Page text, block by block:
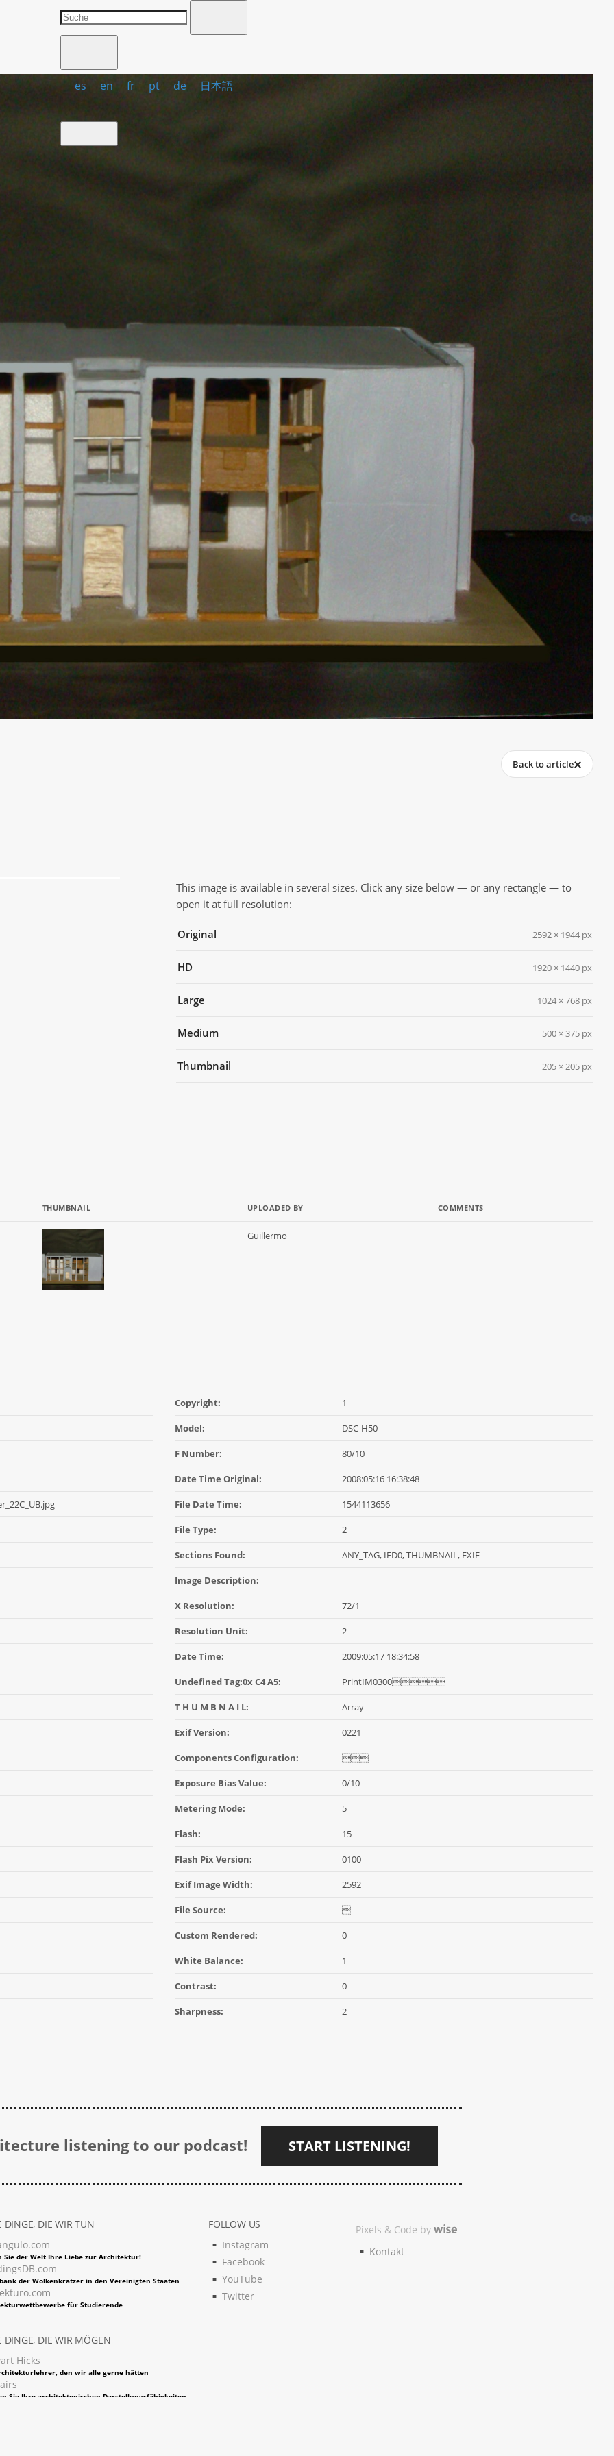
es en fr pt de 日本語
Back to article
This image is available in several sizes. Click any size below — or any rectangle — to
open it at full resolution:
Original 2592 × 1944 px
HD 1920 × 1440 px
Large 1024 × 768 px
Medium 500 × 375 px
Thumbnail 205 × 205 px
THUMBNAIL UPLOADED BY COMMENTS
Guillermo
Copyright: 1
Model: DSC-H50
F Number: 80/10
Date Time Original: 2008:05:16 16:38:48
File Date Time: 1544113656
File Type: 2
Sections Found: ANY_TAG, IFD0, THUMBNAIL, EXIF
Image Description:
X Resolution: 72/1
Resolution Unit: 2
Date Time: 2009:05:17 18:34:58
Undefined Tag:0x C4 A5: PrintIM0300
T H U M B N A I L: Array
Exif Version: 0221
Components Configuration: 
Exposure Bias Value: 0/10
Metering Mode: 5
Flash: 15
Flash Pix Version: 0100
Exif Image Width: 2592
File Source: 
Custom Rendered: 0
White Balance: 1
Contrast: 0
Sharpness: 2
listening to our podcast! START LISTENING!
DINGE, DIE WIR TUN
Sie der Welt Ihre Liebe zur Architektur!
der Wolkenkratzer in den Vereinigten Staaten
für Studierende
DINGE, DIE WIR MÖGEN
Hicks
den wir alle gerne hätten
Sie Ihre architektonischen Darstellungsfähigkeiten
FOLLOW US
Instagram
Facebook
YouTube
Twitter
Pixels & Code by
Kontakt